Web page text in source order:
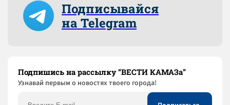
Подписывайся
на Telegram
Подпишись на рассылку “ВЕСТИ КАМАЗа”
Узнaвай первым о новостях твоего города!